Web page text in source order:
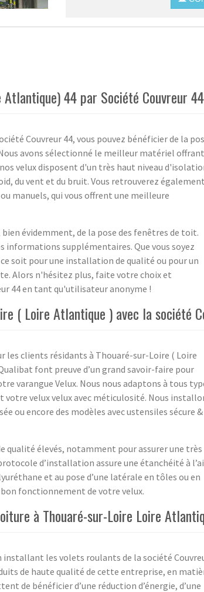
44 par Société Couvreur 44
Couvreur 44, vous pouvez bénéficier de la
avons sélectionné le meilleur matériel offrant
velux disposent d'un très haut niveau
du vent et du bruit. Vous retrouverez également
manuels, qui vous offrent une meilleure
évidemment, de la pose des fenêtres de toit.
informations supplémentaires. Que vous soyez
soit pour une installation de qualité ou pour un
Alors n'hésitez plus, faite votre choix et
44 en tant qu'utilisateur anonyme !
( Loire Atlantique ) avec la société
les clients résidants à Thouaré-sur-Loire ( Loire
font preuve d’un grand savoir-faire pour
varangue Velux. Nous nous adaptons à tous
velux velux avec méticulosité. Nous
ou encore des modèles avec ustensiles sécure &
qualité élevés, notamment pour assurer une très
d’installation assure une étanchéité à
et au pose d’une latérale en tôles ou en
fonctionnement de votre velux.
à Thouaré-sur-Loire Loire
installant les volets roulants de la société
de haute qualité de cette entreprise, en
de bénéficier d’une réduction d’énergie, d’une